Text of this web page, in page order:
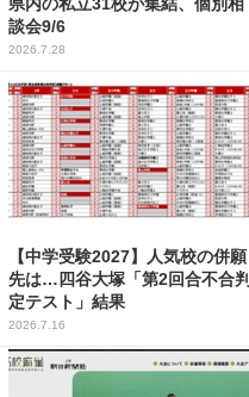
談会9/6
2026.7.28
【中学受験2027】人気校の併願
先は…四谷大塚「第2回合不合判
定テスト」結果
2026.7.16